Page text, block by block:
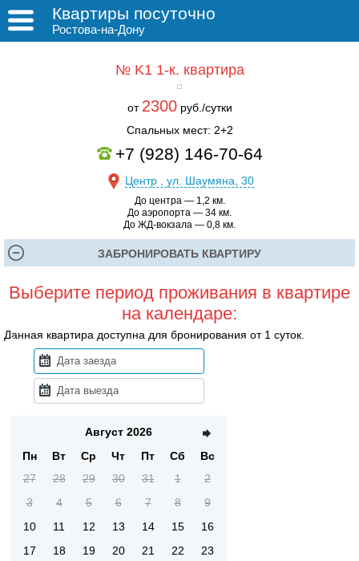
Квартиры посуточно
Ростова-на-Дону
№ K11-к. квартира
от 2300руб./сутки
Спальных мест: 2+2
+7 (928) 146-70-64
Центр , ул. Шаумяна, 30
До центра — 1,2 км.
До аэропорта — 34 км.
До ЖД-вокзала — 0,8 км.
ЗАБРОНИРОВАТЬ КВАРТИРУ
Выберите период проживания в квартире
на календаре:
Данная квартира доступна для бронирования от 1 суток.
Август 2026
Пн
Вт Ср Чт Пт Сб
Вс
27
28 29 30 31 1
2
3
4 5 6 7 8
9
10
11 12 13 14 15
16
17
18 19 20 21 22
23